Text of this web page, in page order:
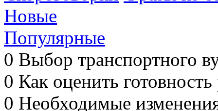
Новые
Популярные
0 Выбор транспортного
0 Как оценить
0 Необходимые